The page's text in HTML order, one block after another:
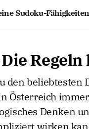
Sudoku-
etwas Übung
den
Österreich
Denken
wirken